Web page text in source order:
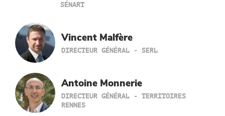
SÉNART
Vincent Malfère
DIRECTEUR GÉNÉRAL - SERL
Antoine Monnerie
DIRECTEUR GÉNÉRAL - TERRITOIRES
RENNES